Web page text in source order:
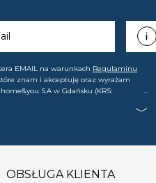
EMAIL na warunkach Regulaminu
które znam i akceptuję oraz wyrażam
S.A w Gdańsku (KRS:
wyprzedażach). Wiem, że mogę tę
OBSŁUGA KLIENTA